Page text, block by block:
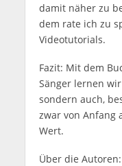
damit näher zu
dem rate ich zu
Videotutorials.
Fazit: Mit dem
Sänger lernen
sondern auch,
zwar von Anfang
Wert.
Über die